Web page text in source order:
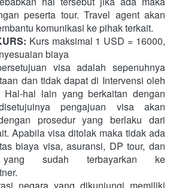
peserta tour. Travel agent akan
komunikasi ke pihak terkait.
Kurs maksimal 1 USD = 16000,
biaya
visa adalah sepenuhnya
dan tidak dapat di Intervensi oleh
Hal-hal lain yang berkaitan dengan
pengajuan visa akan
prosedur yang berlaku dari
Apabila visa ditolak maka tidak ada
biaya visa, asuransi, DP tour, dan
sudah terbayarkan ke